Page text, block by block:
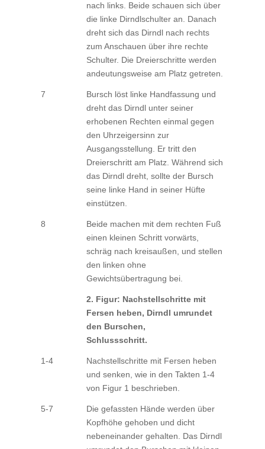
nach links. Beide schauen sich über
die linke Dirndlschulter an. Danach
dreht sich das Dirndl nach rechts
zum Anschauen über ihre rechte
Schulter. Die Dreierschritte werden
andeutungsweise am Platz getreten.
7
Bursch löst linke Handfassung und
dreht das Dirndl unter seiner
erhobenen Rechten einmal gegen
den Uhrzeigersinn zur
Ausgangsstellung. Er tritt den
Dreierschritt am Platz. Während sich
das Dirndl dreht, sollte der Bursch
seine linke Hand in seiner Hüfte
einstützen.
8
Beide machen mit dem rechten Fuß
einen kleinen Schritt vorwärts,
schräg nach kreisaußen, und stellen
den linken ohne
Gewichtsübertragung bei.
2. Figur: Nachstellschritte mit
Fersen heben, Dirndl umrundet
den Burschen,
Schlussschritt.
1-4
Nachstellschritte mit Fersen heben
und senken, wie in den Takten 1-4
von Figur 1 beschrieben.
5-7
Die gefassten Hände werden über
Kopfhöhe gehoben und dicht
nebeneinander gehalten. Das Dirndl